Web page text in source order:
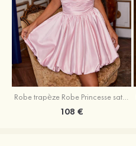
Robe trapèze Robe Princesse satin sans manches courte/mini robe de fête de la rentrée
108 €